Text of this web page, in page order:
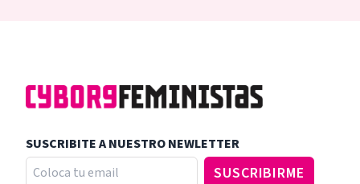
SUSCRIBITE A NUESTRO NEWLETTER